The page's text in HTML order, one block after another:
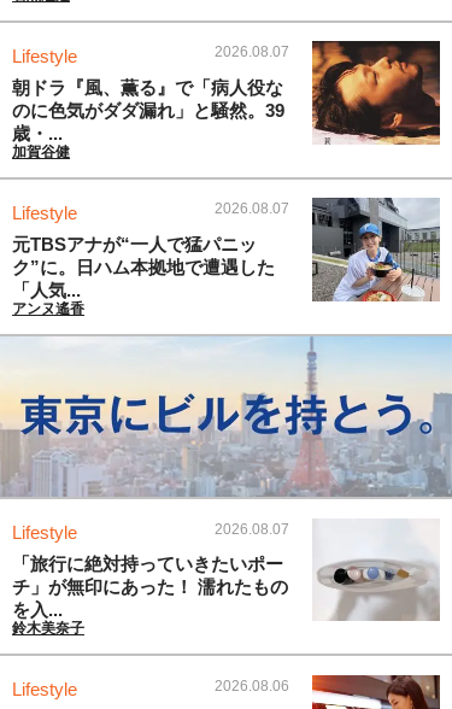
Lifestyle 2026.08.07
朝ドラ『風、薫る』で「病人役な
のに色気がダダ漏れ」と騒然。39
歳・...
加賀谷健
Lifestyle 2026.08.07
元TBSアナが“一人で猛パニッ
ク”に。日ハム本拠地で遭遇した
「人気...
アンヌ遙香
Lifestyle 2026.08.07
「旅行に絶対持っていきたいポー
チ」が無印にあった！ 濡れたもの
を入...
鈴木美奈子
Lifestyle 2026.08.06